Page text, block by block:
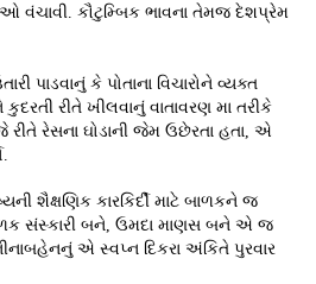
વંચાવી. કૌટુમ્બિક ભાવના તેમજ દેશપ્રેમ
પાડવાનું કે પોતાના વિચારોને વ્યક્ત
રીતે ખીલવાનું વાતાવરણ મા તરીકે
રીતે રેસના ઘોડાની જેમ ઉછેરતા હતા, એ
શૈક્ષણિક કારકિર્દી માટે બાળકને જ
સંસ્કારી બને, ઉમદા માણસ બને એ જ
એ સ્વપ્ન દિકરા અંકિતે પુરવાર